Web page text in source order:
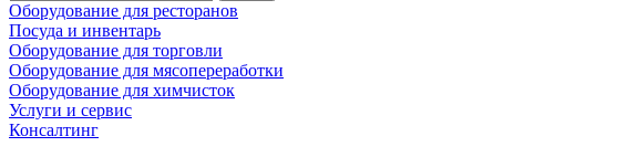
Оборудование для ресторанов
Посуда и инвентарь
Оборудование для торговли
Оборудование для мясопереработки
Оборудование для химчисток
Услуги и сервис
Консалтинг